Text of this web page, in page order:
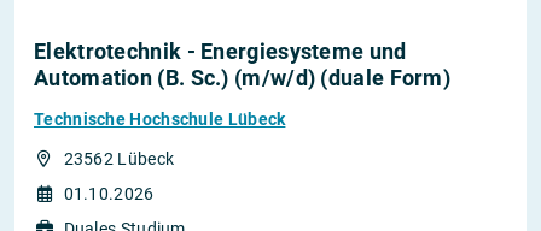
Elektrotechnik - Energiesysteme und
Automation (B. Sc.) (m/w/d) (duale Form)
Technische Hochschule Lübeck
23562 Lübeck
01.10.2026